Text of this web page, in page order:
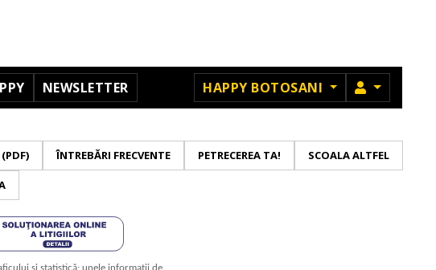
NEWSLETTER HAPPY BOTOSANI MEMBRU
ÎNTREBĂRI FRECVENTE PETRECEREA TA! SCOALA ALTFEL